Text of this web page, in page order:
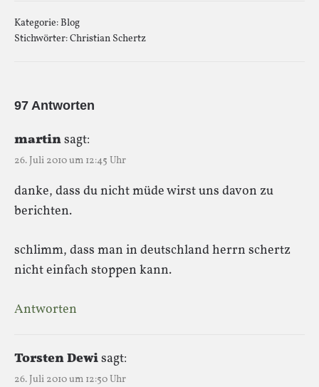
Kategorie:Blog
Stichwörter:Christian Schertz
97 Antworten
martinsagt:
26. Juli 2010 um 12:45 Uhr
danke, dass du nicht müde wirst uns davon zu
berichten.
schlimm, dass man in deutschland herrn schertz
nicht einfach stoppen kann.
Antworten
Torsten Dewisagt:
26. Juli 2010 um 12:50 Uhr